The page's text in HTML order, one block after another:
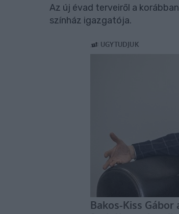
Az új évad terveiről a korábban
színház igazgatója.